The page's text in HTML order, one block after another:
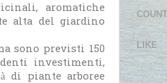
aromatiche
alta del giardino
sono previsti 150
investimenti,
di piante arboree
LIKE